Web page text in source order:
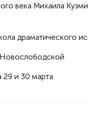
века Михаила
драматического
и 30 марта